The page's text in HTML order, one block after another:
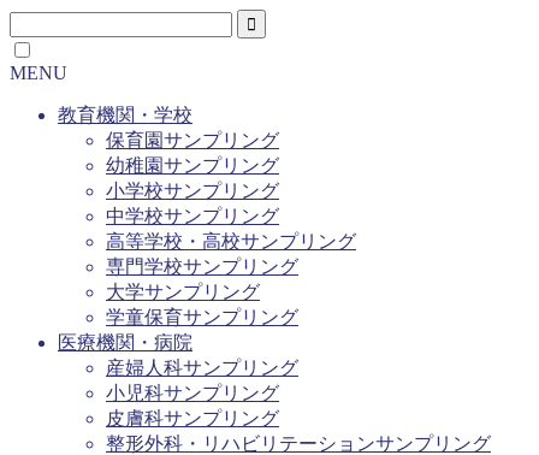
MENU
教育機関・学校
保育園サンプリング
幼稚園サンプリング
小学校サンプリング
中学校サンプリング
高等学校・高校サンプリング
専門学校サンプリング
大学サンプリング
学童保育サンプリング
医療機関・病院
産婦人科サンプリング
小児科サンプリング
皮膚科サンプリング
整形外科・リハビリテーションサンプリング